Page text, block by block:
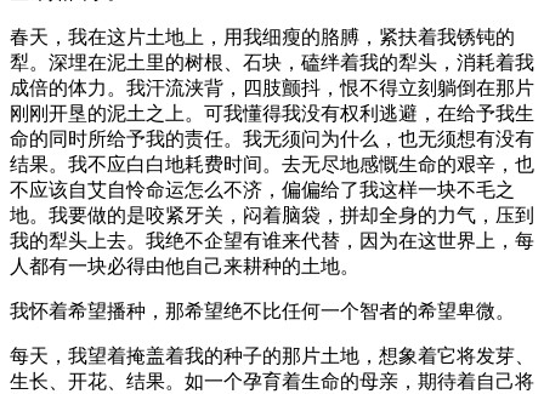
春天，我在这片土地上，用我细瘦的胳膊，紧扶着我锈钝的
犁。深埋在泥土里的树根、石块，磕绊着我的犁头，消耗着我
成倍的体力。我汗流浃背，四肢颤抖，恨不得立刻躺倒在那片
刚刚开垦的泥土之上。可我懂得我没有权利逃避，在给予我生
命的同时所给予我的责任。我无须问为什么，也无须想有没有
结果。我不应白白地耗费时间。去无尽地感慨生命的艰辛，也
不应该自艾自怜命运怎么不济，偏偏给了我这样一块不毛之
地。我要做的是咬紧牙关，闷着脑袋，拼却全身的力气，压到
我的犁头上去。我绝不企望有谁来代替，因为在这世界上，每
人都有一块必得由他自己来耕种的土地。
我怀着希望播种，那希望绝不比任何一个智者的希望卑微。
每天，我望着掩盖着我的种子的那片土地，想象着它将发芽、
生长、开花、结果。如一个孕育着生命的母亲，期待着自己将